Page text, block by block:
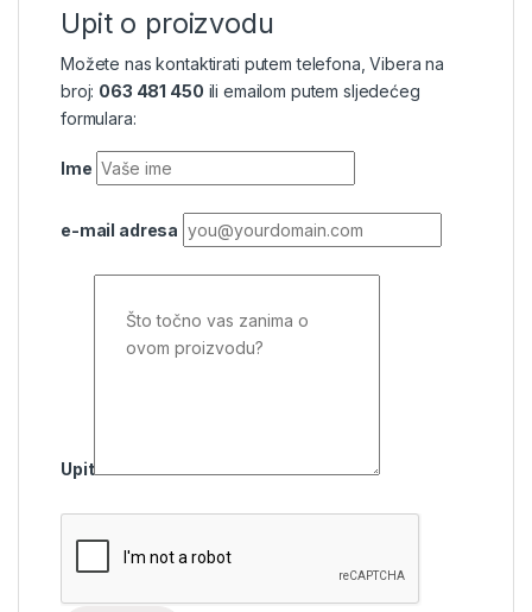
Upit o proizvodu
Možete nas kontaktirati putem telefona, Vibera na
broj: 063 481 450 ili emailom putem sljedećeg
formulara:
Ime
e-mail adresa
Upit